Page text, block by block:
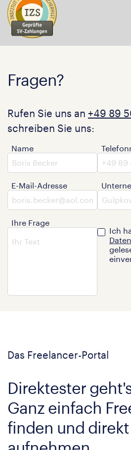
Fragen?
Rufen Sie uns an +49 89
schreiben Sie uns:
Name
E-Mail-Adresse
Ihre Frage
Ich
Das Freelancer-Portal
Direktester
Ganz einfach
finden und